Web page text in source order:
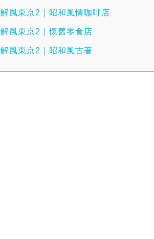
解風東京2｜昭和風情咖啡店
解風東京2｜懷舊零食店
解風東京2｜昭和風古著